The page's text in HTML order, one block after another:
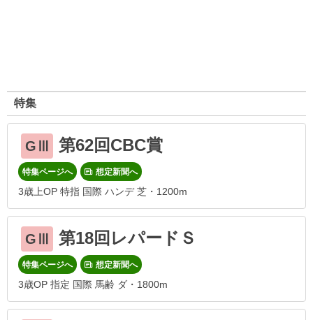
特集
GⅢ 第62回CBC賞
特集ページへ 想定新聞へ
3歳上OP 特指 国際 ハンデ 芝・1200m
GⅢ 第18回レパードＳ
特集ページへ 想定新聞へ
3歳OP 指定 国際 馬齢 ダ・1800m